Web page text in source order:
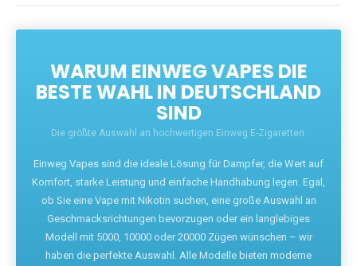
WARUM EINWEG VAPES DIE
BESTE WAHL IN DEUTSCHLAND
SIND
Einweg Vapes sind die ideale Lösung für Dampfer, die Wert auf
Komfort, starke Leistung und einfache Handhabung legen. Egal,
ob Sie eine Vape mit Nikotin suchen, eine große Auswahl an
Geschmacksrichtungen bevorzugen oder ein langlebiges
Modell mit 5000, 10000 oder 20000 Zügen wünschen – wir